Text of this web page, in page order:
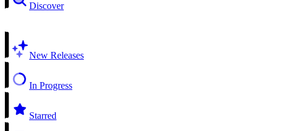
Discover
New Releases
In Progress
Starred